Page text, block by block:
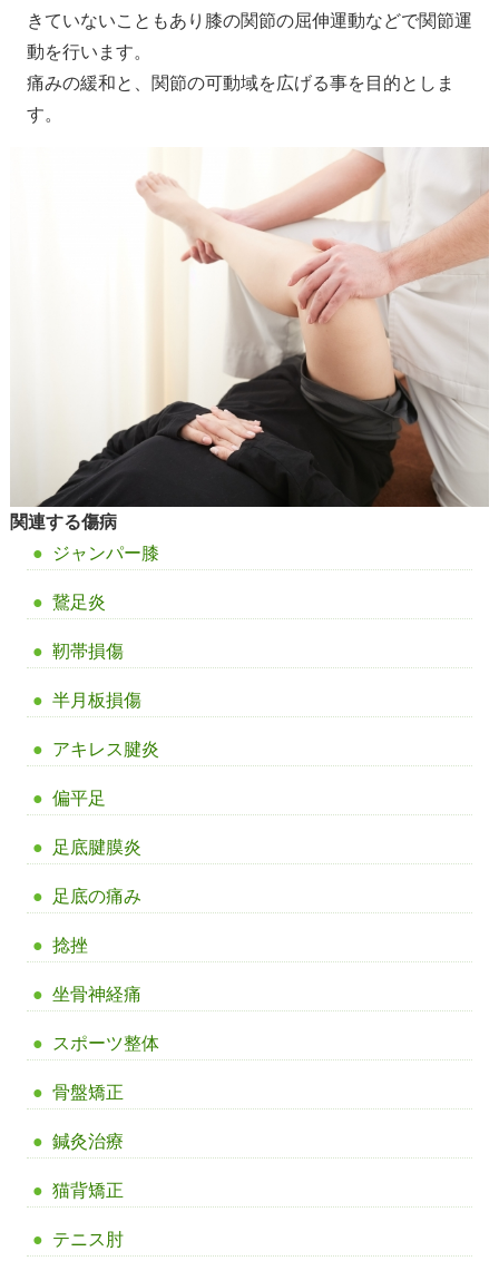
きていないこともあり膝の関節の屈伸運動などで関節運
動を行います。
痛みの緩和と、関節の可動域を広げる事を目的としま
す。
関連する傷病
ジャンパー膝
鵞足炎
靭帯損傷
半月板損傷
アキレス腱炎
偏平足
足底腱膜炎
足底の痛み
捻挫
坐骨神経痛
スポーツ整体
骨盤矯正
鍼灸治療
猫背矯正
テニス肘